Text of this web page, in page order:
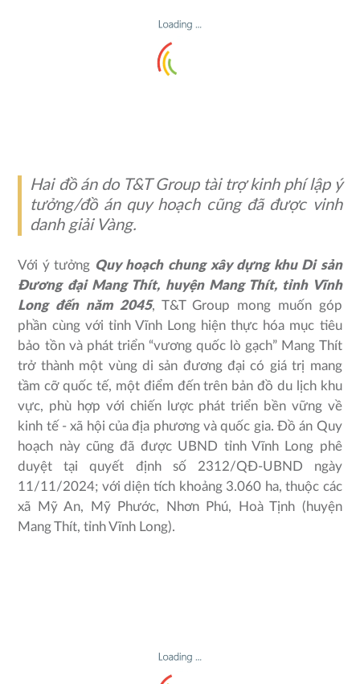
Hai đồ án do T&T Group tài trợ kinh phí lập ý
tưởng/đồ án quy hoạch cũng đã được vinh
danh giải Vàng.
Với ý tưởng Quy hoạch chung xây dựng khu Di sản
Đương đại Mang Thít, huyện Mang Thít, tỉnh Vĩnh
Long đến năm 2045, T&T Group mong muốn góp
phần cùng với tỉnh Vĩnh Long hiện thực hóa mục tiêu
bảo tồn và phát triển “vương quốc lò gạch” Mang Thít
trở thành một vùng di sản đương đại có giá trị mang
tầm cỡ quốc tế, một điểm đến trên bản đồ du lịch khu
vực, phù hợp với chiến lược phát triển bền vững về
kinh tế - xã hội của địa phương và quốc gia. Đồ án Quy
hoạch này cũng đã được UBND tỉnh Vĩnh Long phê
duyệt tại quyết định số 2312/QĐ-UBND ngày
11/11/2024; với diện tích khoảng 3.060 ha, thuộc các
xã Mỹ An, Mỹ Phước, Nhơn Phú, Hoà Tịnh (huyện
Mang Thít, tỉnh Vĩnh Long).